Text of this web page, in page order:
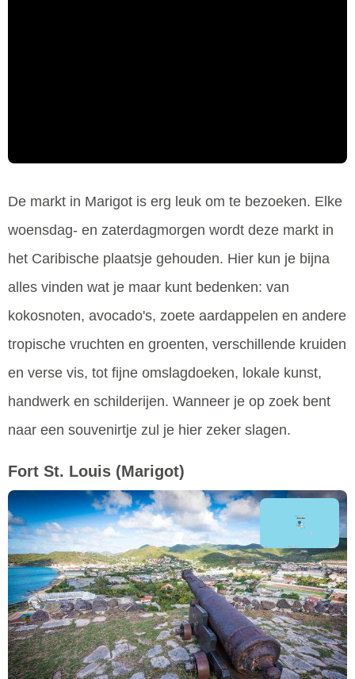
De markt in Marigot is erg leuk om te bezoeken. Elke
woensdag- en zaterdagmorgen wordt deze markt in
het Caribische plaatsje gehouden. Hier kun je bijna
alles vinden wat je maar kunt bedenken: van
kokosnoten, avocado's, zoete aardappelen en andere
tropische vruchten en groenten, verschillende kruiden
en verse vis, tot fijne omslagdoeken, lokale kunst,
handwerk en schilderijen. Wanneer je op zoek bent
naar een souvenirtje zul je hier zeker slagen.
Fort St. Louis (Marigot)